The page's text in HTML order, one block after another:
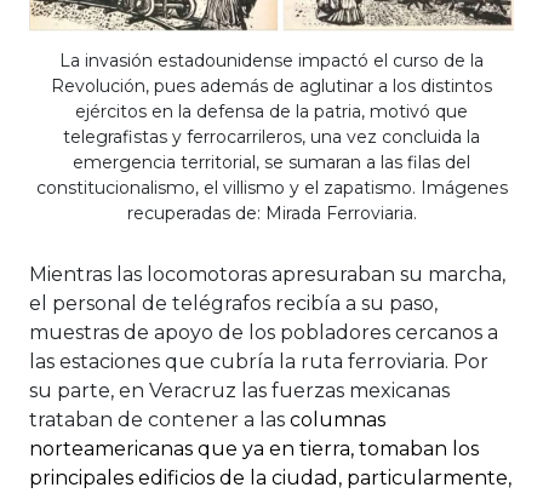
La invasión estadounidense impactó el curso de la
Revolución, pues además de aglutinar a los distintos
ejércitos en la defensa de la patria, motivó que
telegrafistas y ferrocarrileros, una vez concluida la
emergencia territorial, se sumaran a las filas del
constitucionalismo, el villismo y el zapatismo. Imágenes
recuperadas de: Mirada Ferroviaria.
Mientras las locomotoras apresuraban su marcha,
el personal de telégrafos recibía a su paso,
muestras de apoyo de los pobladores cercanos a
las estaciones que cubría la ruta ferroviaria. Por
su parte, en Veracruz las fuerzas mexicanas
trataban de contener a las columnas
norteamericanas que ya en tierra, tomaban los
principales edificios de la ciudad, particularmente,